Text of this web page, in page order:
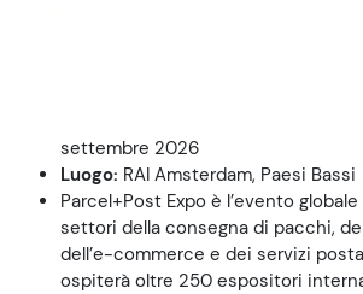
settembre 2026
Luogo: RAI Amsterdam, Paesi Bassi
Parcel+Post Expo è l’evento
settori della consegna di pacchi,
dell’e-commerce e dei servizi
ospiterà oltre 250 espositori